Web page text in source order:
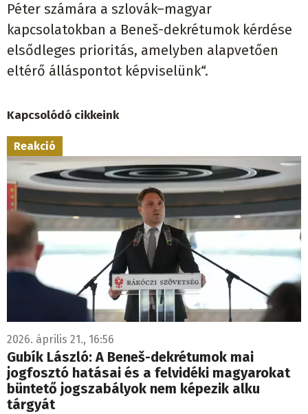
Péter számára a szlovák–magyar
kapcsolatokban a Beneš-dekrétumok kérdése
elsődleges prioritás, amelyben alapvetően
eltérő álláspontot képviselünk“.
Kapcsolódó cikkeink
Reakció
2026. április 21., 16:56
Gubík László: A Beneš-dekrétumok mai
jogfosztó hatásai és a felvidéki magyarokat
büntető jogszabályok nem képezik alku
tárgyát